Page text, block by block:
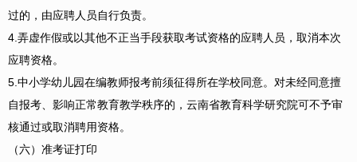
过的，由应聘人员自行负责。
4.弄虚作假或以其他不正当手段获取考试资格的应聘人员，取消本次
应聘资格。
5.中小学幼儿园在编教师报考前须征得所在学校同意。对未经同意擅
自报考、影响正常教育教学秩序的，云南省教育科学研究院可不予审
核通过或取消聘用资格。
（六）准考证打印